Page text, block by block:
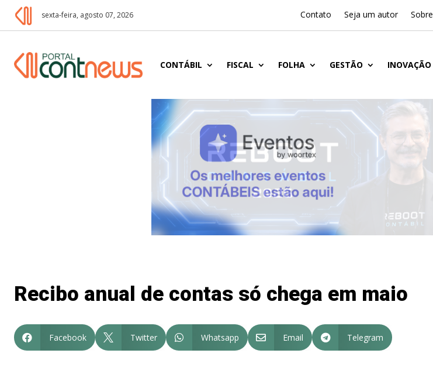
sexta-feira, agosto 07, 2026 Contato Seja um autor Sobre
CONTÁBIL FISCAL FOLHA GESTÃO INOVAÇÃO
Recibo anual de contas só chega em maio
 Facebook  Twitter  Whatsapp  Email  Telegram